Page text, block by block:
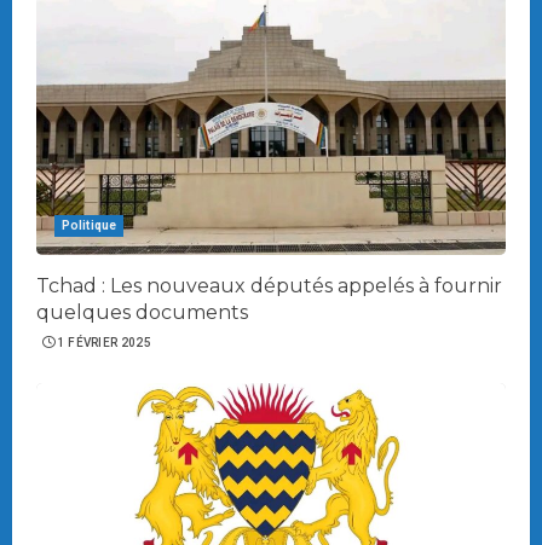
Politique
Tchad : Les nouveaux députés appelés à fournir
quelques documents
1 FÉVRIER 2025